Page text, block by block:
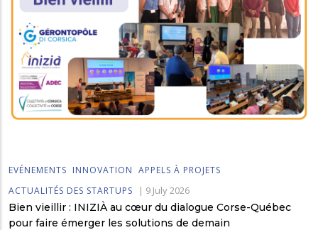
EVÉNEMENTS INNOVATION APPELS À PROJETS
ACTUALITÉS DES STARTUPS
| 9 July 2026
Bien vieillir : INIZIÀ au cœur du dialogue Corse-Québec
pour faire émerger les solutions de demain